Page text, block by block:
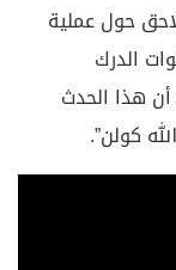
حول عملية
الدرك
أن هذا الحدث
كولن”.